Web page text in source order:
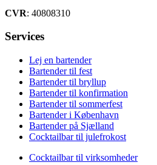
CVR: 40808310
Services
Lej en bartender
Bartender til fest
Bartender til bryllup
Bartender til konfirmation
Bartender til sommerfest
Bartender i København
Bartender på Sjælland
Cocktailbar til julefrokost
Cocktailbar til virksomheder